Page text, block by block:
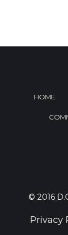
HOME
© 2016
Privacy